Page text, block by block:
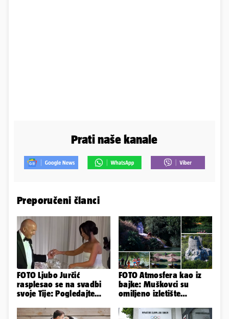
Prati naše kanale
Preporučeni članci
FOTO Ljubo Jurčić
rasplesao se na svadbi
svoje Tije: Pogledajte
vjenčanje...
FOTO Atmosfera kao iz
bajke: Muškovci su
omiljeno izletište
zašto